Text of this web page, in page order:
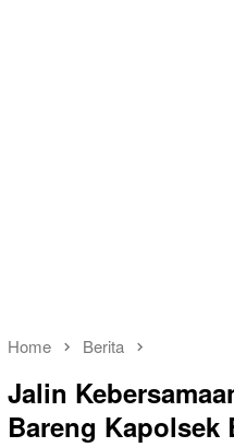
Home Berita
Jalin
Bareng Kapolsek